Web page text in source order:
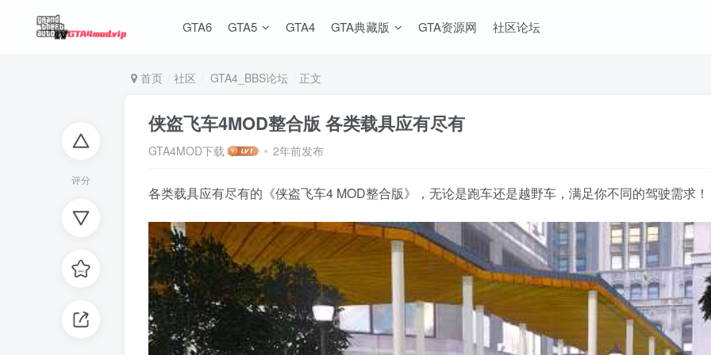
GTA6 GTA5 GTA4 GTA典藏版 GTA资源网 社区论坛
评分
首页 社区 GTA4_BBS论坛 正文
侠盗飞车4MOD整合版 各类载具应有尽有
GTA4MOD下载 2年前发布
各类载具应有尽有的《侠盗飞车4 MOD整合版》，无论是跑车还是越野车，满足你不同的驾驶需求！